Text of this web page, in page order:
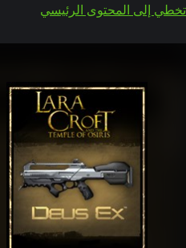
تخطي إلى المحتوى الرئيسي